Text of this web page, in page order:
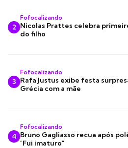
2
Fofocalizando
Nicolas Prattes celebra
do filho
3
Fofocalizando
Rafa Justus exibe festa
Grécia com a mãe
4
Fofocalizando
Bruno Gagliasso recua após
"Fui imaturo"